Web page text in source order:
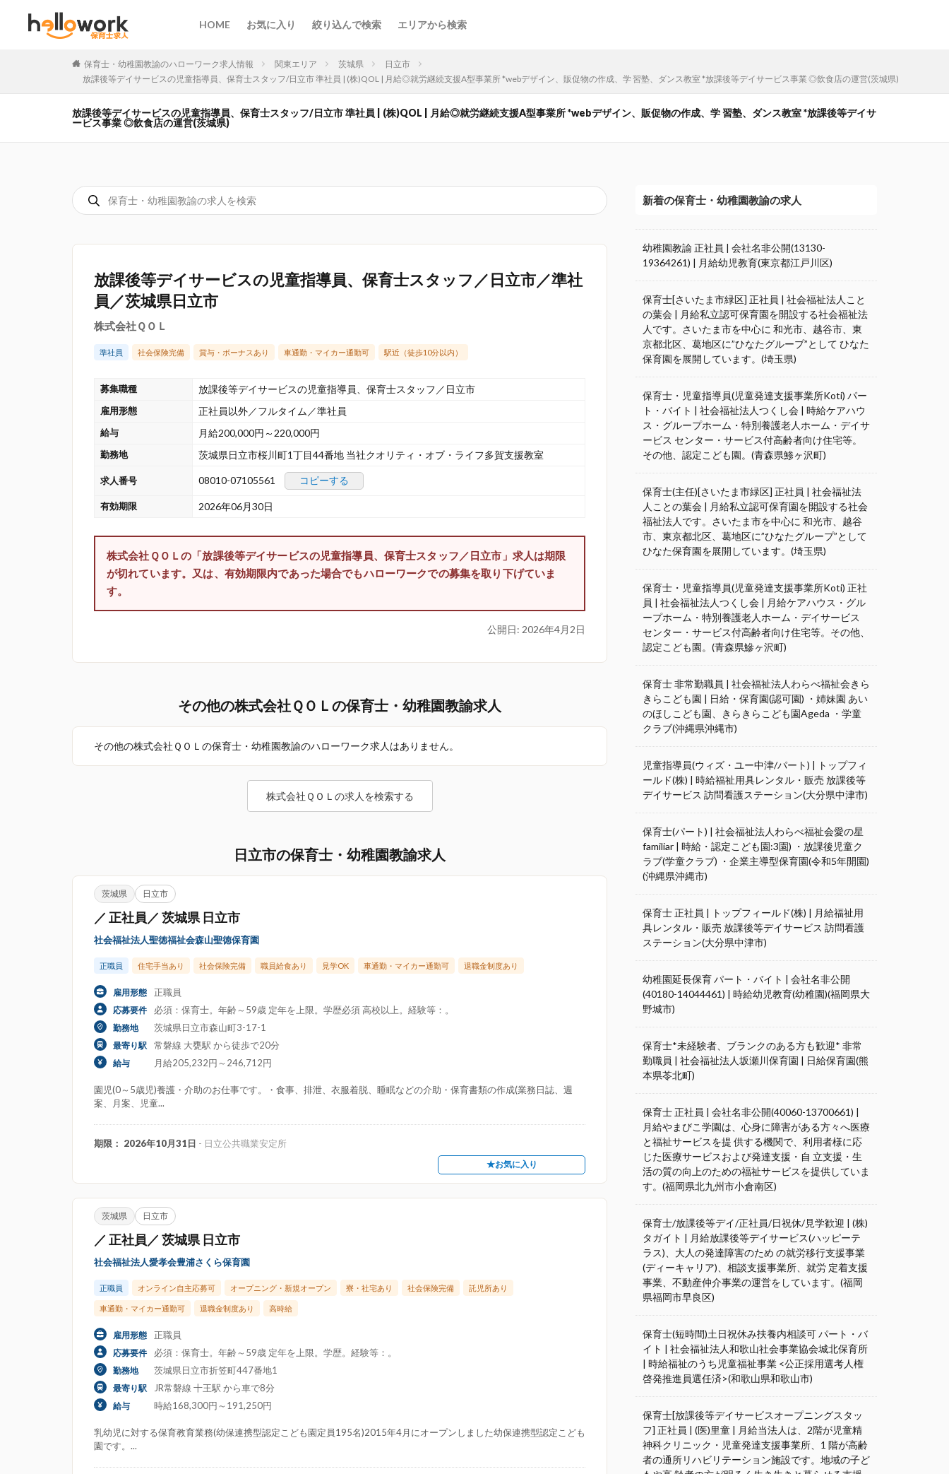
HOME お気に入り 絞り込んで検索 エリアから検索
保育士・幼稚園教諭のハローワーク求人情報 関東エリア 茨城県
日立市
放課後等デイサービスの児童指導員、保育士スタッフ/日立市 準社員 | (株)QOL | 月給◎就労継続支援A型事業所 *webデザイン、販促物の作成、学 習塾、ダンス教室 *放課後等デイサービス事業 ◎飲食店の運営(茨城県)
放課後等デイサービスの児童指導員、保育士スタッフ/日立市 準社員 | (株)QOL | 月給◎就労継続支援A型事業所 *webデザイン、販促物の作成、学 習塾、ダンス教室 *放課後等デイサ
ービス事業 ◎飲食店の運営(茨城県)
放課後等デイサービスの児童指導員、保育士スタッフ／日立市／準社
員／茨城県日立市
株式会社ＱＯＬ
準社員 社会保険完備 賞与・ボーナスあり 車通勤・マイカー通勤可 駅近（徒歩10分以内）
募集職種 放課後等デイサービスの児童指導員、保育士スタッフ／日立市
雇用形態 正社員以外／フルタイム／準社員
給与 月給200,000円～220,000円
勤務地 茨城県日立市桜川町1丁目44番地 当社クオリティ・オブ・ライフ多賀支援教室
求人番号 08010-07105561 コピーする
有効期限 2026年06月30日
株式会社ＱＯＬの「放課後等デイサービスの児童指導員、保育士スタッフ／日立市」求人は期限
が切れています。又は、有効期限内であった場合でもハローワークでの募集を取り下げていま
す。
公開日: 2026年4月2日
その他の株式会社ＱＯＬの保育士・幼稚園教諭求人
その他の株式会社ＱＯＬの保育士・幼稚園教諭のハローワーク求人はありません。
株式会社ＱＯＬの求人を検索する
日立市の保育士・幼稚園教諭求人
茨城県 日立市
／ 正社員／ 茨城県 日立市
社会福祉法人聖徳福祉会森山聖徳保育園
正職員 住宅手当あり 社会保険完備 職員給食あり 見学OK 車通勤・マイカー通勤可 退職金制度あり
雇用形態 正職員
応募要件 必須：保育士。年齢～59歳 定年を上限。学歴必須 高校以上。経験等：。
勤務地 茨城県日立市森山町3-17-1
最寄り駅 常磐線 大甕駅 から徒歩で20分
給与 月給205,232円～246,712円
園児(0～5歳児)養護・介助のお仕事です。・食事、排泄、衣服着脱、睡眠などの介助・保育書類の作成(業務日誌、週
案、月案、児童...
期限： 2026年10月31日 - 日立公共職業安定所
★お気に入り
茨城県 日立市
／ 正社員／ 茨城県 日立市
社会福祉法人愛孝会豊浦さくら保育園
正職員 オンライン自主応募可 オープニング・新規オープン 寮・社宅あり 社会保険完備 託児所あり
車通勤・マイカー通勤可 退職金制度あり 高時給
雇用形態 正職員
応募要件 必須：保育士。年齢～59歳 定年を上限。学歴。経験等：。
勤務地 茨城県日立市折笠町447番地1
最寄り駅 JR常磐線 十王駅 から車で8分
給与 時給168,300円～191,250円
乳幼児に対する保育教育業務(幼保連携型認定こども園定員195名)2015年4月にオープンしました幼保連携型認定こども
園です。...
新着の保育士・幼稚園教諭の求人
幼稚園教諭 正社員 | 会社名非公開(13130-
19364261) | 月給幼児教育(東京都江戸川区)
保育士[さいたま市緑区] 正社員 | 社会福祉法人こと
の葉会 | 月給私立認可保育園を開設する社会福祉法
人です。さいたま市を中心に 和光市、越谷市、東
京都北区、葛地区に”ひなたグループ”として ひなた
保育園を展開しています。(埼玉県)
保育士・児童指導員(児童発達支援事業所Koti) パー
ト・バイト | 社会福祉法人つくし会 | 時給ケアハウ
ス・グループホーム・特別養護老人ホーム・デイサ
ービス センター・サービス付高齢者向け住宅等。
その他、認定こども園。(青森県鯵ヶ沢町)
保育士(主任)[さいたま市緑区] 正社員 | 社会福祉法
人ことの葉会 | 月給私立認可保育園を開設する社会
福祉法人です。さいたま市を中心に 和光市、越谷
市、東京都北区、葛地区に”ひなたグループ”として
ひなた保育園を展開しています。(埼玉県)
保育士・児童指導員(児童発達支援事業所Koti) 正社
員 | 社会福祉法人つくし会 | 月給ケアハウス・グル
ープホーム・特別養護老人ホーム・デイサービス
センター・サービス付高齢者向け住宅等。その他、
認定こども園。(青森県鰺ヶ沢町)
保育士 非常勤職員 | 社会福祉法人わらべ福祉会きら
きらこども園 | 日給・保育園(認可園) ・姉妹園 あい
のほしこども園、きらきらこども園Ageda ・学童
クラブ(沖縄県沖縄市)
児童指導員(ウィズ・ユー中津/パート) | トップフィ
ールド(株) | 時給福祉用具レンタル・販売 放課後等
デイサービス 訪問看護ステーション(大分県中津市)
保育士(パート) | 社会福祉法人わらべ福祉会愛の星
familiar | 時給・認定こども園:3園) ・放課後児童ク
ラブ(学童クラブ) ・企業主導型保育園(令和5年開園)
(沖縄県沖縄市)
保育士 正社員 | トップフィールド(株) | 月給福祉用
具レンタル・販売 放課後等デイサービス 訪問看護
ステーション(大分県中津市)
幼稚園延長保育 パート・バイト | 会社名非公開
(40180-14044461) | 時給幼児教育(幼稚園)(福岡県大
野城市)
保育士*未経験者、ブランクのある方も歓迎* 非常
勤職員 | 社会福祉法人坂瀬川保育園 | 日給保育園(熊
本県苓北町)
保育士 正社員 | 会社名非公開(40060-13700661) |
月給やまびこ学園は、心身に障害がある方々へ医療
と福祉サービスを提 供する機関で、利用者様に応
じた医療サービスおよび発達支援・自 立支援・生
活の質の向上のための福祉サービスを提供していま
す。(福岡県北九州市小倉南区)
保育士/放課後等デイ/正社員/日祝休/見学歓迎 | (株)
タガイト | 月給放課後等デイサービス(ハッピーテ
ラス)、大人の発達障害のため の就労移行支援事業
(ディーキャリア)、相談支援事業所、就労 定着支援
事業、不動産仲介事業の運営をしています。(福岡
県福岡市早良区)
保育士(短時間)土日祝休み扶養内相談可 パート・バ
イト | 社会福祉法人和歌山社会事業協会城北保育所
| 時給福祉のうち児童福祉事業 <公正採用選考人権
啓発推進員選任済>(和歌山県和歌山市)
保育士[放課後等デイサービスオープニングスタッ
フ] 正社員 | (医)里童 | 月給当法人は、2階が児童精
神科クリニック・児童発達支援事業所、1 階が高齢
者の通所リハビリテーション施設です。地域の子ど